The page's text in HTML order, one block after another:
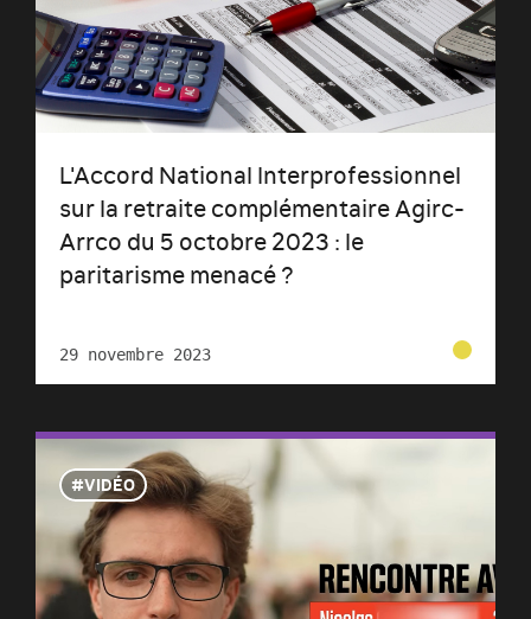
L'Accord National Interprofessionnel
sur la retraite complémentaire Agirc-
Arrco du 5 octobre 2023 : le
paritarisme menacé ?
29 novembre 2023
VIDÉO